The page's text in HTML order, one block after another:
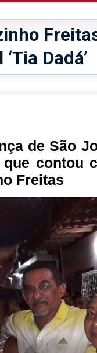
Dadá’
de São
que contou
Freitas